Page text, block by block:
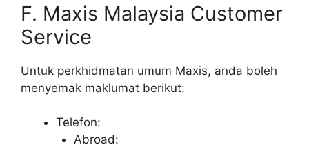
F. Maxis Malaysia Customer
Service
Untuk perkhidmatan umum Maxis, anda boleh
menyemak maklumat berikut:
Telefon:
Abroad: